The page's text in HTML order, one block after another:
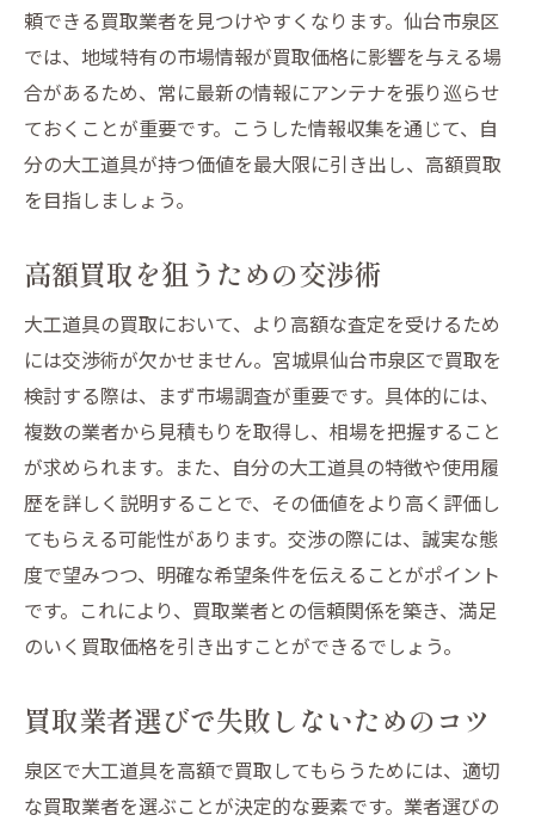
頼できる買取業者を見つけやすくなります。仙台市泉区
では、地域特有の市場情報が買取価格に影響を与える場
合があるため、常に最新の情報にアンテナを張り巡らせ
ておくことが重要です。こうした情報収集を通じて、自
分の大工道具が持つ価値を最大限に引き出し、高額買取
を目指しましょう。
高額買取を狙うための交渉術
大工道具の買取において、より高額な査定を受けるため
には交渉術が欠かせません。宮城県仙台市泉区で買取を
検討する際は、まず市場調査が重要です。具体的には、
複数の業者から見積もりを取得し、相場を把握すること
が求められます。また、自分の大工道具の特徴や使用履
歴を詳しく説明することで、その価値をより高く評価し
てもらえる可能性があります。交渉の際には、誠実な態
度で望みつつ、明確な希望条件を伝えることがポイント
です。これにより、買取業者との信頼関係を築き、満足
のいく買取価格を引き出すことができるでしょう。
買取業者選びで失敗しないためのコツ
泉区で大工道具を高額で買取してもらうためには、適切
な買取業者を選ぶことが決定的な要素です。業者選びの